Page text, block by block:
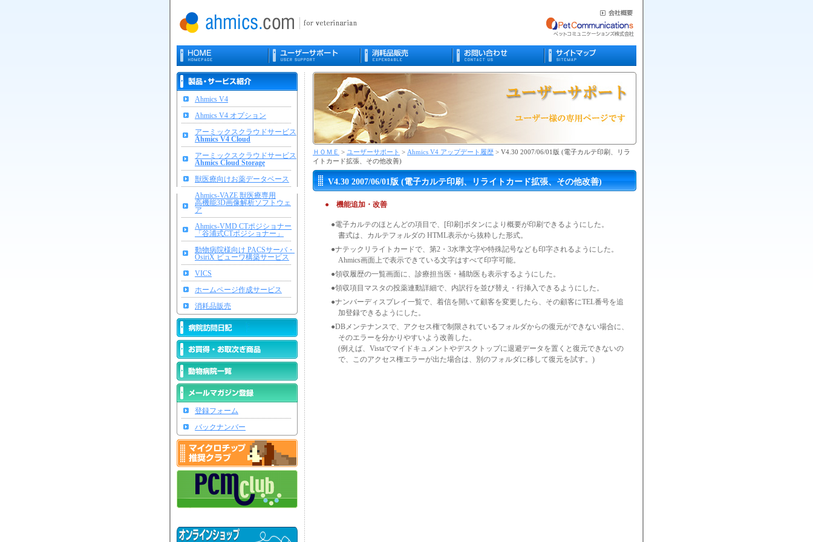
ＨＯＭＥ > ユーザーサポート > Ahmics V4 アップデート履歴 > V4.30 2007/06/01版 (電子カルテ印刷、リラ
イトカード拡張、その他改善)
V4.30 2007/06/01版 (電子カルテ印刷、リライトカード拡張、その他改善)
● 機能追加・改善
●電子カルテのほとんどの項目で、[印刷]ボタンにより概要が印刷できるようにした。
書式は、カルテフォルダの HTML表示から抜粋した形式。
●ナテックリライトカードで、第2・3水準文字や特殊記号なども印字されるようにした。
Ahmics画面上で表示できている文字はすべて印字可能。
●領収履歴の一覧画面に、診療担当医・補助医も表示するようにした。
●領収項目マスタの投薬連動詳細で、内訳行を並び替え・行挿入できるようにした。
●ナンバーディスプレイ一覧で、着信を開いて顧客を変更したら、その顧客にTEL番号を追
加登録できるようにした。
●DBメンテナンスで、アクセス権で制限されているフォルダからの復元ができない場合に、
そのエラーを分かりやすいよう改善した。
(例えば、Vistaでマイドキュメントやデスクトップに退避データを置くと復元できないの
で、このアクセス権エラーが出た場合は、別のフォルダに移して復元を試す。)
Ahmics V4
Ahmics V4 オプション
アーミックスクラウドサービス
Ahmics V4 Cloud
アーミックスクラウドサービス
Ahmics Cloud Storage
獣医療向けお薬データベース
Ahmics-VAZE 獣医療専用
高機能3D画像解析ソフトウェ
ア
Ahmics-VMD CTポジショナー
「谷浦式CTポジショナー」
動物病院様向け PACSサーバ・
OsiriX ビューワ構築サービス
VICS
ホームページ作成サービス
消耗品販売
登録フォーム
バックナンバー